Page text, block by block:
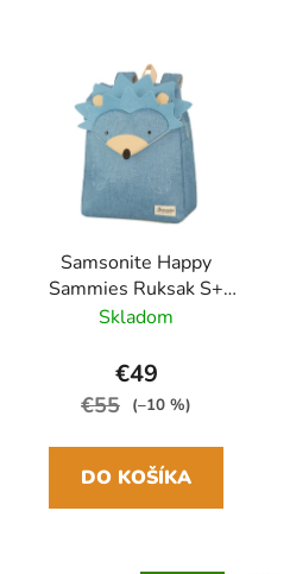
Samsonite Happy
Sammies Ruksak S+
Ježko Harris
Skladom
€49
€55 (–10 %)
DO KOŠÍKA